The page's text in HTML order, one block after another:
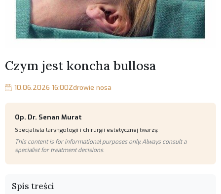
Czym jest koncha bullosa
10.06.2026 16:00Zdrowie nosa
Op. Dr. Senan Murat
Specjalista laryngologii i chirurgii estetycznej twarzy.
This content is for informational purposes only. Always consult a
specialist for treatment decisions.
Spis treści